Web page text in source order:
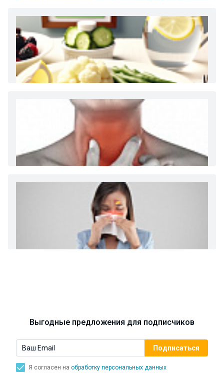
Как и сколько денег можно получить по
Диета 7 стол при заболеваниях почек (острый и
Ларингит: все о ларингите и его лечении. Как
спасти свой голос.
Выгодные предложения для подписчиков
Я согласен на обработку персональных данных